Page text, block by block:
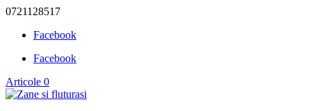
0721128517
Facebook
Facebook
Articole 0